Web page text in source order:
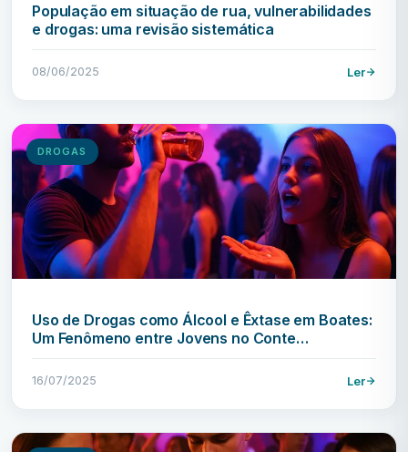
População em situação de rua, vulnerabilidades
e drogas: uma revisão sistemática
08/06/2025 Ler
DROGAS
Uso de Drogas como Álcool e Êxtase em Boates:
Um Fenômeno entre Jovens no Conte…
16/07/2025 Ler